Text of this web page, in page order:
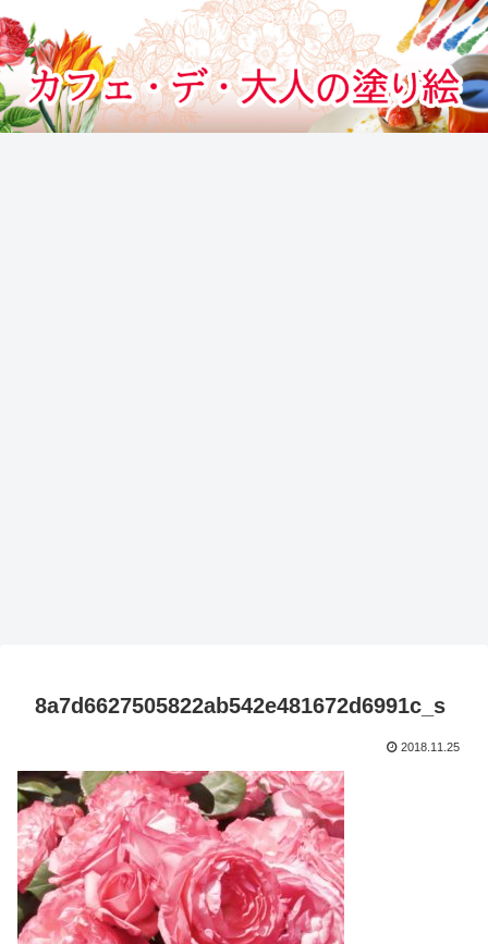
カフェでぬりえをする気分のぬりえサイト
8a7d6627505822ab542e481672d6991c_s
2018.11.25